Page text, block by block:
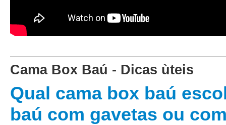
Cama Box Baú - Dicas ùteis
Qual cama box baú
baú com gavetas ou